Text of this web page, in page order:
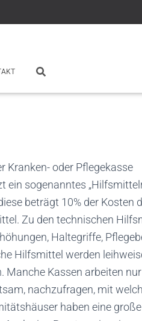
Kranken- oder Pflegekasse
ein sogenanntes
beträgt 10% der Kosten
Zu den technischen
Haltegriffe,
Hilfsmittel werden
Manche Kassen arbeiten
nachzufragen, mit
haben eine